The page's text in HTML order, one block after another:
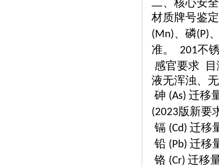
材质牌号鉴定
(Mn)、磷(P)
准。
201不
感官要求
液无浑浊、
砷 (As) 迁移
(2023版新要
镉 (Cd) 迁移
铅 (Pb) 迁移
铬 (Cr) 迁移